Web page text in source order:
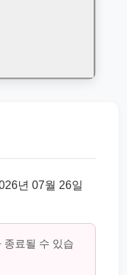
년 07월 26일
료될 수 있습